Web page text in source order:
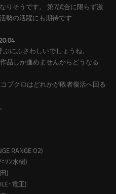
りそうです。 第7試合に限らず激
勢の活躍にも期待です
にふさわしいでしょうね。
品しか進めませんからどうなる
コブクロはどれかが敗者復活へ回る
RANGE O2)
ｿﾝ水樹)
)
･電王)